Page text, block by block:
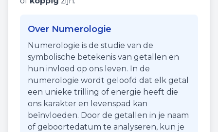
Over Numerologie
Numerologie is de studie van de
symbolische betekenis van getallen en
hun invloed op ons leven. In de
numerologie wordt geloofd dat elk getal
een unieke trilling of energie heeft die
ons karakter en levenspad kan
beïnvloeden. Door de getallen in je naam
of geboortedatum te analyseren, kun je